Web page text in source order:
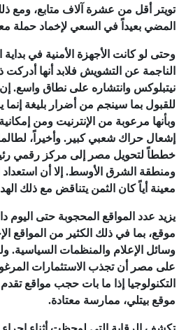
تويتر أقل من عشرة آلاف متابع، ومع
المضي بعيداً في السعي لإخماد حملة
وحتى لو كانت الأجهزة الأمنية في بداية
الناجمة عن التشويش فلابد أنها أدركت
نيتبلوكس وانتشاره على نطاق واسع. إن
للقبول بما سينجم من أضرار بليغة إنما
وبأنها مرعوبة من الإنترنيت ومن
إشعال حراك شعبي كبير. وأخيراً،
خططاً لتحويل مصر إلى مركز رقمي
ومنطقة الشرق الأوسط. إلا أن
معينة أياً كان الثمن يتناقض مع ذلك
يزيد عدد المواقع المحجوبة حتى اليوم
موقع، بما في ذلك الكثير من المواقع
وسائل الإعلام والمنظمات السياسية.
على مصر أن تجذب الاستثمارات
التكنولوجيا إذا ما بات حجب مواقع
موقع بيتلي، ممارسة معتادة.